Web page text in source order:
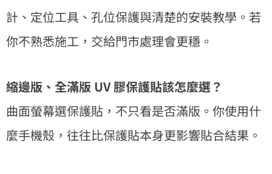
計、定位工具、孔位保護與清楚的安裝教學。若
你不熟悉施工，交給門市處理會更穩。
縮邊版、全滿版 UV 膠保護貼該怎麼選？
曲面螢幕選保護貼，不只看是否滿版。你使用什
麼手機殼，往往比保護貼本身更影響貼合結果。